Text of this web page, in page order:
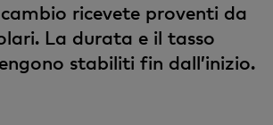
ricevete proventi da
La durata e il tasso
stabiliti fin dall’inizio.